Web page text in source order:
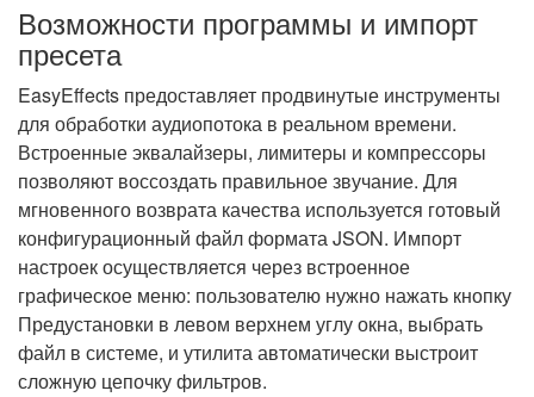
Возможности программы и импорт
пресета
EasyEffects предоставляет продвинутые инструменты
для обработки аудиопотока в реальном времени.
Встроенные эквалайзеры, лимитеры и компрессоры
позволяют воссоздать правильное звучание. Для
мгновенного возврата качества используется готовый
конфигурационный файл формата JSON. Импорт
настроек осуществляется через встроенное
графическое меню: пользователю нужно нажать кнопку
Предустановки в левом верхнем углу окна, выбрать
файл в системе, и утилита автоматически выстроит
сложную цепочку фильтров.